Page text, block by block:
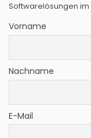
Softwarelösungen im
Vorname
Nachname
E-Mail